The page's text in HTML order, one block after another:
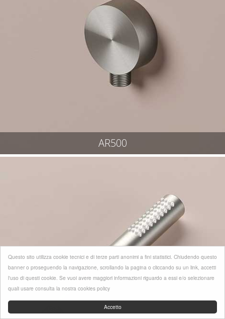
Accetto
Questo sito utilizza cookie tecnici e di terze parti anonimi a fini statistici. Chiudendo questo
banner o proseguendo la navigazione, scrollando la pagina o cliccando su un link, accetti
l'uso di questi cookie. Se vuoi avere maggiori informazioni riguardo a essi e/o selezionare
quali usare consulta la nostra cookies policy
AR500